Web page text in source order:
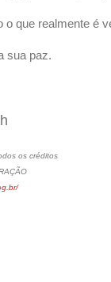
o que realmente é
sua paz.
os créditos